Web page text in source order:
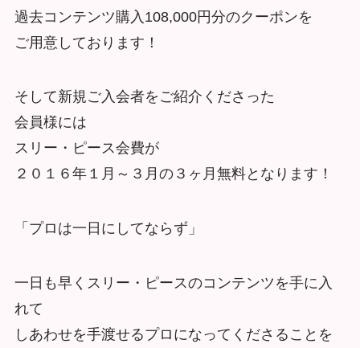
過去コンテンツ購入108,000円分のクーポンを
ご用意しております！
そして新規ご入会者をご紹介くださった
会員様には
スリー・ピース会費が
２０１６年１月～３月の３ヶ月無料となります！
「プロは一日にしてならず」
一日も早くスリー・ピースのコンテンツを手に入
れて
しあわせを手渡せるプロになってくださることを